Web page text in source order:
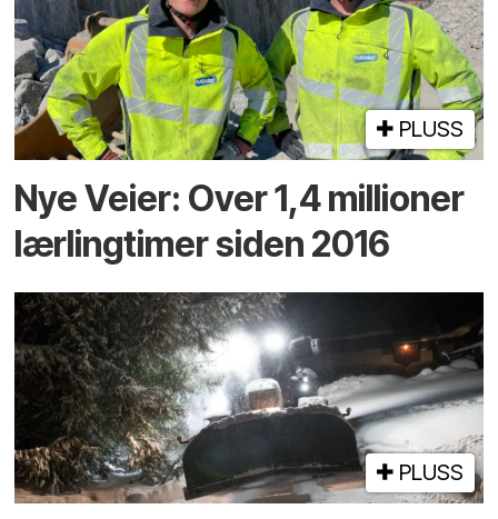
PLUSS
Nye Veier: Over 1,4 millioner
lærlingtimer siden 2016
PLUSS